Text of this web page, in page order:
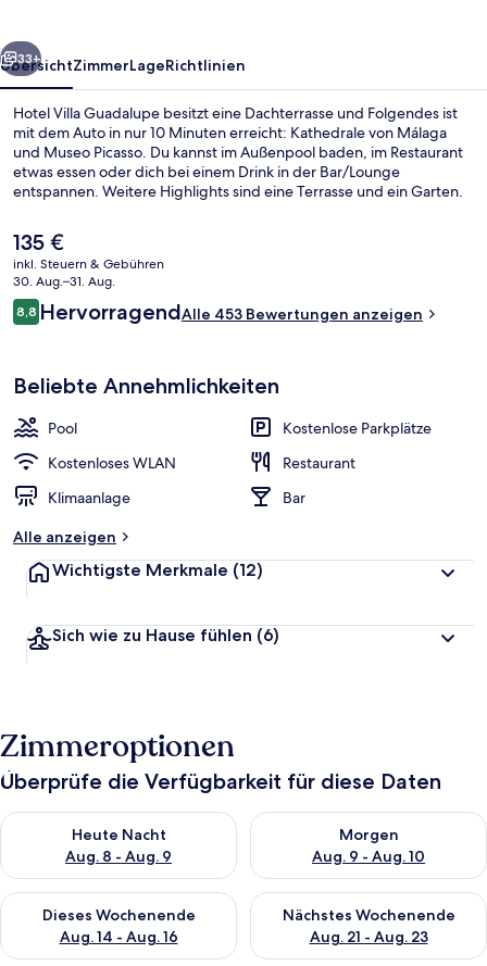
Weiter
33+
ÜbersichtZimmerLageRichtlinien
Hotel Villa Guadalupe besitzt eine Dachterrasse und Folgendes ist
mit dem Auto in nur 10 Minuten erreicht: Kathedrale von Málaga
und Museo Picasso. Du kannst im Außenpool baden, im Restaurant
etwas essen oder dich bei einem Drink in der Bar/Lounge
entspannen. Weitere Highlights sind eine Terrasse und ein Garten.
Der
aktuelle
Preis
beträgt
135 €.
135 €
inkl. Steuern & Gebühren
30. Aug.–31. Aug.
Bewertungen
8,88,8 von 10.
HervorragendAlle 453 Bewertungen anzeigen
Beliebte Annehmlichkeiten
Pool
Kostenlose Parkplätze
Kostenloses WLAN
Restaurant
Klimaanlage
Bar
Alle anzeigen
Wichtigste Merkmale (12)
Sich wie zu Hause fühlen (6)
Zimmeroptionen
Überprüfe die Verfügbarkeit für diese Daten
Heute Nacht
Aug. 8 - Aug. 9
Überprüfe die Verfügbarkeit für heute Nacht, Aug. 8 - Aug. 9.
Morgen
Aug. 9 - Aug. 10
Überprüfe die Verfügbarkeit
Dieses Wochenende
Aug. 14 - Aug. 16
Überprüfe die Verfügbarkeit für dieses Wochenende, Aug. 14
Nächstes Wochenende
Aug. 21 - Aug. 23
Überprüfe die Verfügbarkeit